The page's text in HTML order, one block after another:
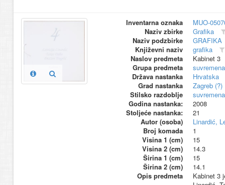
Inventarna oznaka
MUO-
Naziv zbirke
Grafika
Naziv podzbirke
GRAFIKA
Književni naziv
grafika
Naslov predmeta
Kabinet 3
Grupa predmeta
suvremena
Država nastanka
Hrvatska
Grad nastanka
Zagreb (?)
Stilsko razdoblje
suvremena
Godina nastanka:
2008
Stoljeće nastanka:
21
Autor (osoba)
Linardić,
Broj komada
1
Visina 1 (cm)
15
Visina 2 (cm)
14.3
Širina 1 (cm)
15
Širina 2 (cm)
14.1
Opis predmeta
Kabinet 3